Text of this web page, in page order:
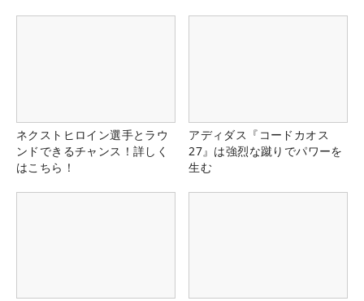
ネクストヒロイン選手とラウ
ンドできるチャンス！詳しく
はこちら！
アディダス『コードカオス
27』は強烈な蹴りでパワーを
生む